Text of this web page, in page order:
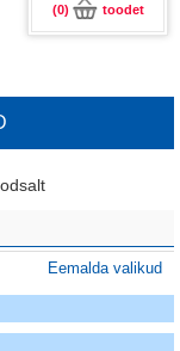
(0) toodet
Eemalda valikud